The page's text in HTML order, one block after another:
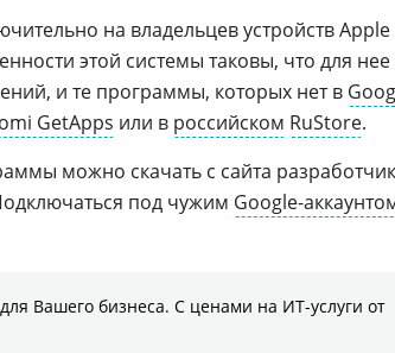
на владельцев устройств
этой системы таковы, что для нее
и те программы, которых нет в
GetApps или в российском RuStore.
можно скачать с сайта
под чужим Google-
Вашего бизнеса. С ценами на ИТ-услуги от